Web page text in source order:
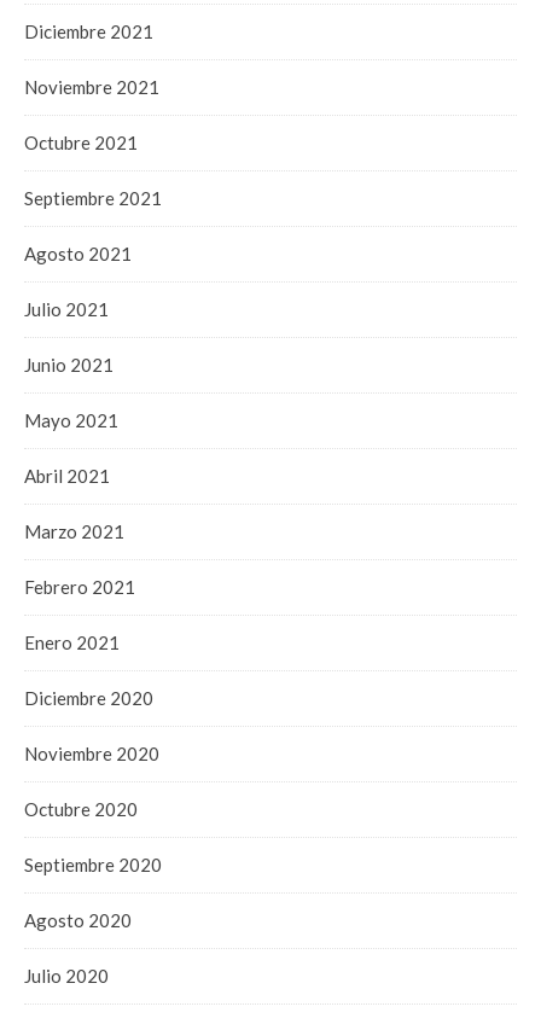
Diciembre 2021
Noviembre 2021
Octubre 2021
Septiembre 2021
Agosto 2021
Julio 2021
Junio 2021
Mayo 2021
Abril 2021
Marzo 2021
Febrero 2021
Enero 2021
Diciembre 2020
Noviembre 2020
Octubre 2020
Septiembre 2020
Agosto 2020
Julio 2020